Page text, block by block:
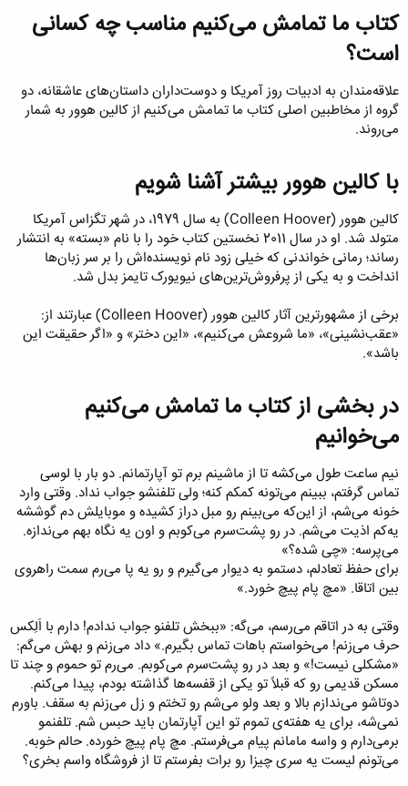
کتاب ما تمامش می‌کنیم مناسب چه کسانی
است؟​
علاقه‌مندان به ادبیات روز آمریکا و دوست‌داران داستان‌های عاشقانه، دو
گروه از مخاطبین اصلی کتاب ما تمامش می‌کنیم از کالین هوور به شمار
می‌روند.
با کالین هوور بیشتر آشنا شویم​
کالین هوور (Colleen Hoover) به سال 1979، در شهر تگزاس آمریکا
متولد شد. او در سال 2011 نخستین کتاب خود را با نام «بسته» به انتشار
رساند؛ رمانی خواندنی که خیلی زود نام نویسنده‌اش را بر سر زبان‌ها
انداخت و به یکی از پرفروش‌ترین‌های نیویورک تایمز بدل شد.
برخی از مشهورترین آثار کالین هوور (Colleen Hoover) عبارتند از:
«عقب‌نشینی»، «ما شروعش می‌کنیم»، «این دختر» و «اگر حقیقت این
باشد».
در بخشی از کتاب ما تمامش می‌کنیم
می‌خوانیم​
نیم ساعت طول می‌کشه تا از ماشینم برم تو آپارتمانم. دو بار با لوسی
تماس گرفتم، ببینم می‌تونه کمکم کنه؛ ولی تلفنشو جواب نداد. وقتی وارد
خونه می‌شم، از این‌که می‌بینم رو مبل دراز کشیده و موبایلش دم گوششه
یه‌کم اذیت می‌شم. در رو پشت‌سرم می‌کوبم و اون یه نگاه بهم می‌ندازه.
می‌پرسه: «چی شده؟»
برای حفظ تعادلم، دستمو به دیوار می‌گیرم و رو یه پا می‌رم سمت راهروی
بین اتاقا. «مچ پام پیچ خورد.»
وقتی به در اتاقم می‌رسم، می‌گه: «ببخش تلفنو جواب ندادم! دارم با اَلِکس
حرف می‌زنم! می‌خواستم باهات تماس بگیرم.» داد می‌زنم و بهش می‌گم:
«مشکلی نیست!» و بعد در رو پشت‌سرم می‌کوبم. می‌رم تو حموم و چند تا
مسکن قدیمی رو که قبلاً تو یکی از قفسه‌ها گذاشته بودم، پیدا می‌کنم.
دو‌تاشو می‌ندازم بالا و بعد ولو می‌شم رو تختم و زل می‌زنم به سقف. باورم
نمی‌شه، برای یه هفته‌ی تموم تو این آپارتمان باید حبس شم. تلفنمو
برمی‌دارم و واسه مامانم پیام می‌فرستم. مچ پام پیچ خورده. حالم خوبه.
می‌تونم لیست یه سری چیزا رو برات بفرستم تا از فروشگاه واسم بخری؟